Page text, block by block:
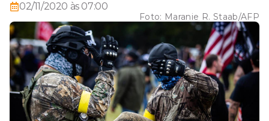
02/11/2020 às 07:00
Foto: Maranie R. Staab/AFP